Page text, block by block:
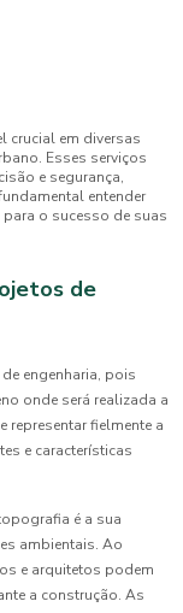
crucial em diversas
Esses serviços
e segurança,
entender
o sucesso de suas
de
engenharia, pois
onde será realizada a
representar fielmente a
e características
é a sua
ambientais. Ao
e arquitetos podem
a construção. As